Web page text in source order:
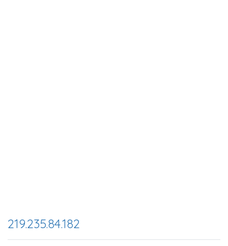
219.235.84.182